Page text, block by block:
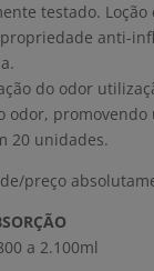
testado.
anti-
do odor
odor,
20 unidades.
preço
a 2.100ml